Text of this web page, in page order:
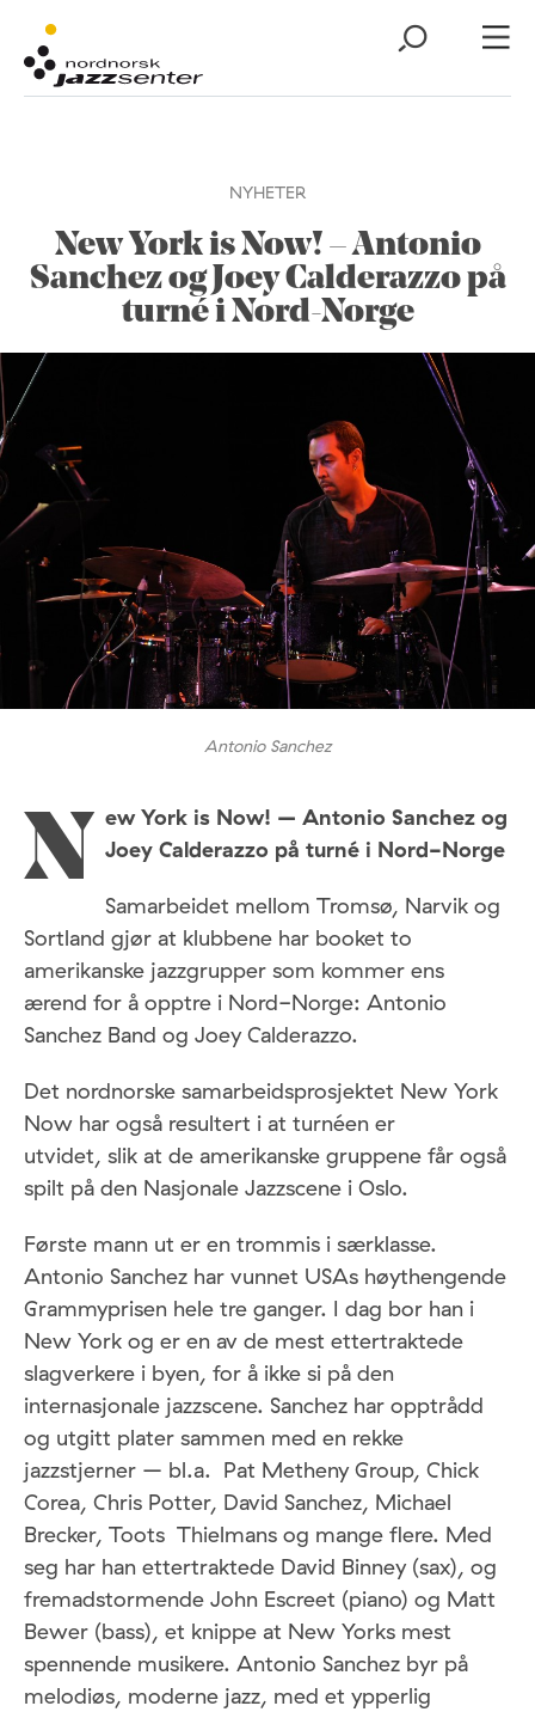
NYHETER
New York is Now! – Antonio
Sanchez og Joey Calderazzo på
turné i Nord-Norge
Antonio Sanchez
N ew York is Now! – Antonio Sanchez og
Joey Calderazzo på turné i Nord-Norge
Samarbeidet mellom Tromsø, Narvik og
Sortland gjør at klubbene har booket to
amerikanske jazzgrupper som kommer ens
ærend for å opptre i Nord-Norge: Antonio
Sanchez Band og Joey Calderazzo.
Det nordnorske samarbeidsprosjektet New York
Now har også resultert i at turnéen er
utvidet, slik at de amerikanske gruppene får også
spilt på den Nasjonale Jazzscene i Oslo.
Første mann ut er en trommis i særklasse.
Antonio Sanchez har vunnet USAs høythengende
Grammyprisen hele tre ganger. I dag bor han i
New York og er en av de mest ettertraktede
slagverkere i byen, for å ikke si på den
internasjonale jazzscene. Sanchez har opptrådd
og utgitt plater sammen med en rekke
jazzstjerner – bl.a. Pat Metheny Group, Chick
Corea, Chris Potter, David Sanchez, Michael
Brecker, Toots Thielmans og mange flere. Med
seg har han ettertraktede David Binney (sax), og
fremadstormende John Escreet (piano) og Matt
Bewer (bass), et knippe at New Yorks mest
spennende musikere. Antonio Sanchez byr på
melodiøs, moderne jazz, med et ypperlig